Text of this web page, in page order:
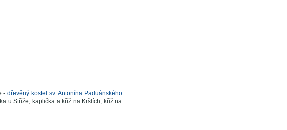
-dřevěný kostel sv. Antonína Paduánského
u Stříže, kaplička a kříž na Kršlích, kříž na